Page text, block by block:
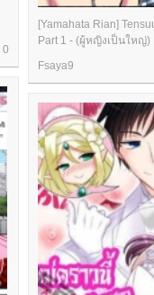
0
[Yamahata Rian]
Part 1 - (ผู้หญิงเป็นใหญ่)
Fsaya9